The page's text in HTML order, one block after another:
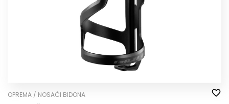
OPREMA / NOSAČI BIDONA